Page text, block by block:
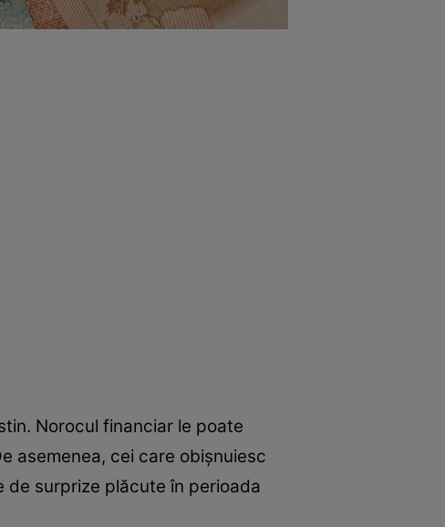
Norocul financiar le poate
asemenea, cei care obișnuiesc
de surprize plăcute în perioada